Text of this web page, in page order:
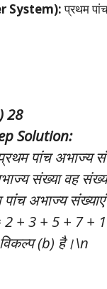
System):प्रथम
28
Solution:
पांच अभाज्य
संख्या वह
अभाज्य
2 + 3 + 5 + 7 +
(b) है।\n